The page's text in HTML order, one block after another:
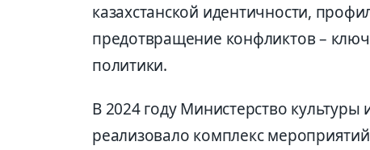
казахстанской идентичности,
предотвращение конфликтов –
политики.
В 2024 году Министерство
реализовало комплекс